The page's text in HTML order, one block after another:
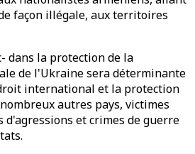
façon illégale, aux territoires
dans la protection de la
de l'Ukraine sera déterminante
international et la protection
autres pays, victimes
et crimes de guerre